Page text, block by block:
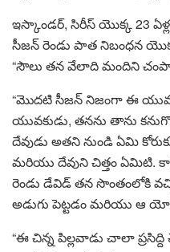
ఇస్కాండర్, సిరీస్ యొక్క 23 ఏళ్ల
సీజన్ రెండు పాత నిబంధన యొక్క
“సౌలు తన వేలాది మందిని
“మొదటి సీజన్ నిజంగా ఈ యువ
యువకుడు, తనను తాను
దేవుడు అతని నుండి ఏమి
మరియు దేవుని చిత్తం ఏమిటి.
రెండు డేవిడ్ తన సొంతంలోకి
అడుగు పెట్టడం మరియు ఆ
“ఈ చిన్న పిల్లవాడు చాలా ప్రసిద్ది